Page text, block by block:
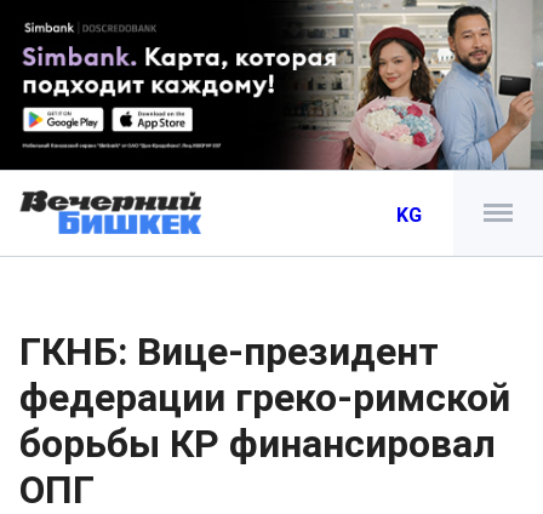
KG
ГКНБ: Вице-президент
федерации греко-римской
борьбы КР финансировал
ОПГ